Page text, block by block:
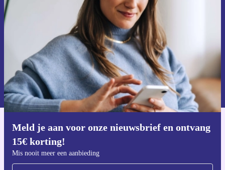
Meld je aan voor onze nieuwsbrief en ontvang
15€ korting!
Mis nooit meer een aanbieding
Mis nooit meer een aanbieding.
Voucher aanvragen
Informatie over het gebruik van persoonsgegevens vind je in ons
privacybeleid
Download de refurbed app